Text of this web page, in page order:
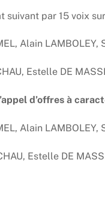
par 15 voix
Alain LAMBOLEY,
Estelle DE
d’offres à
Alain LAMBOLEY,
Estelle DE